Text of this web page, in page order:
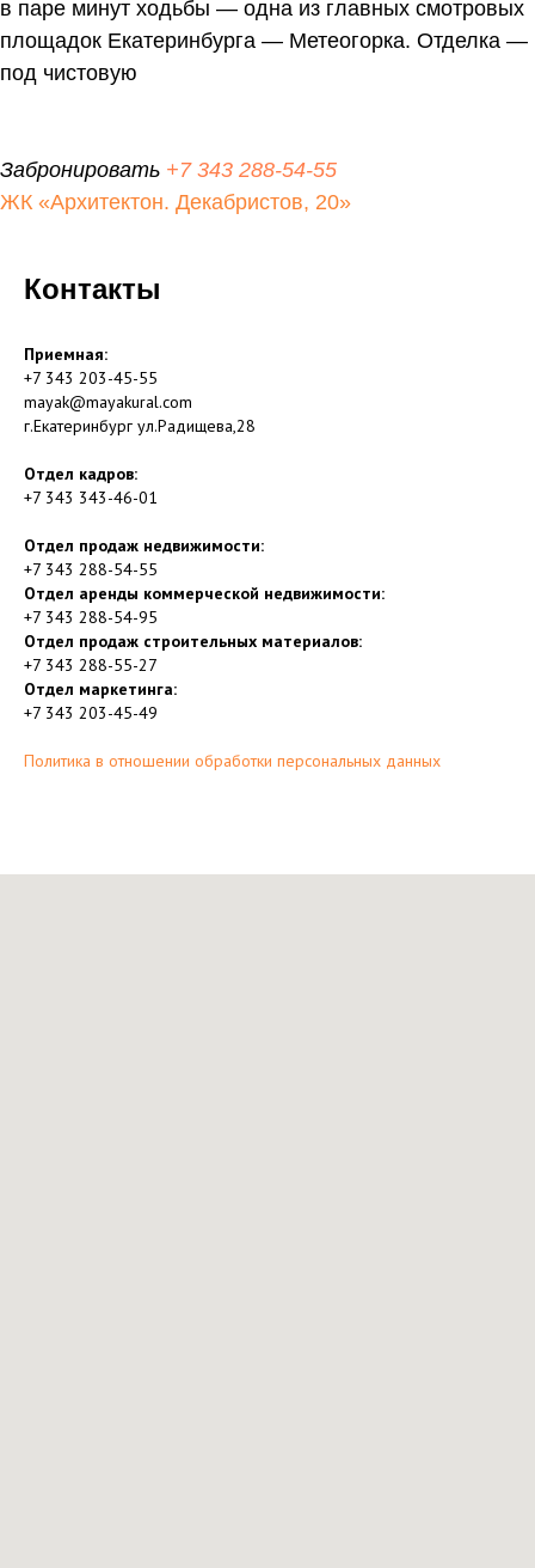
в паре минут ходьбы — одна из главных смотровых
площадок Екатеринбурга — Метеогорка. Отделка —
под чистовую
Забронировать +7 343 288-54-55
ЖК «Архитектон. Декабристов, 20»
Контакты
Приемная:
+7 343 203-45-55
mayak@mayakural.com
г.Екатеринбург ул.Радищева,28
Отдел кадров:
+7 343 343-46-01
Отдел продаж недвижимости:
+7 343 288-54-55
Отдел аренды коммерческой недвижимости:
+7 343 288-54-95
Отдел продаж строительных материалов:
+7 343 288-55-27
Отдел маркетинга:
+7 343 203-45-49
Политика в отношении обработки персональных данных